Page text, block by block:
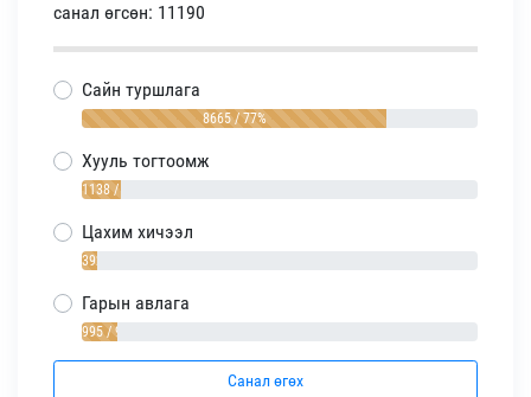
санал өгсөн: 11190
Сайн туршлага
8665 / 77%
Хууль тогтоомж
1138 / 10%
Цахим хичээл
392 / 4%
Гарын авлага
995 / 9%
Санал өгөх